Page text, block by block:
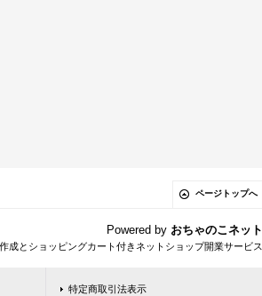
ページトップへ
Powered by おちゃのこネット
成とショッピングカート付きネットショップ開業サービス
特定商取引法表示